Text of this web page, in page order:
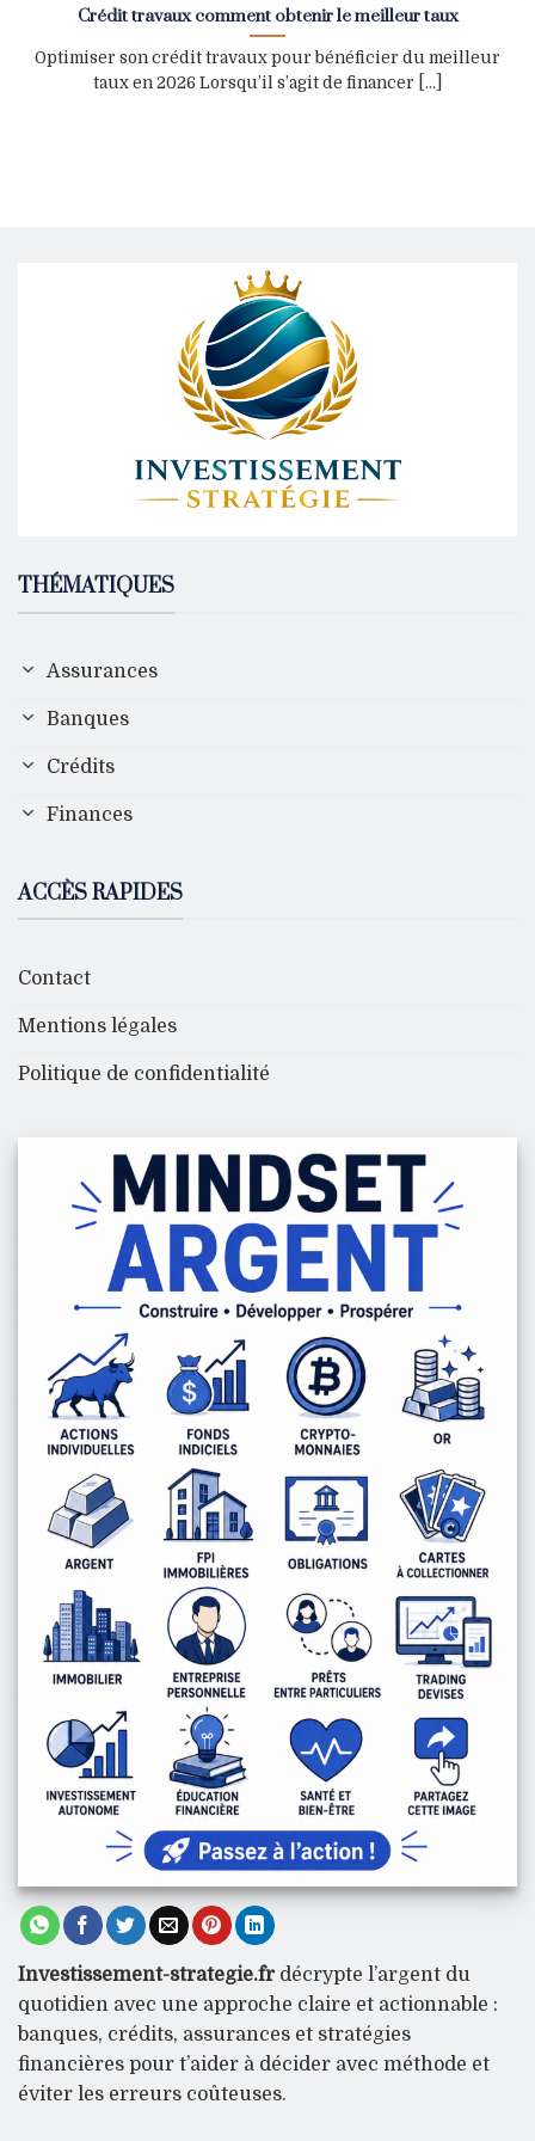
Crédit travaux comment obtenir le meilleur taux
Optimiser son crédit travaux pour bénéficier du meilleur
taux en 2026 Lorsqu’il s’agit de financer [...]
THÉMATIQUES
Assurances
Banques
Crédits
Finances
ACCÈS RAPIDES
Contact
Mentions légales
Politique de confidentialité
Investissement-strategie.fr décrypte l’argent du
quotidien avec une approche claire et actionnable :
banques, crédits, assurances et stratégies
financières pour t’aider à décider avec méthode et
éviter les erreurs coûteuses.